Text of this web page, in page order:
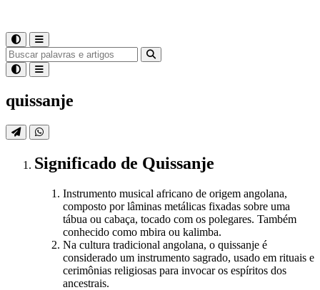
quissanje
Significado de Quissanje
Instrumento musical africano de origem angolana,
composto por lâminas metálicas fixadas sobre uma
tábua ou cabaça, tocado com os polegares. Também
conhecido como mbira ou kalimba.
Na cultura tradicional angolana, o quissanje é
considerado um instrumento sagrado, usado em rituais e
cerimônias religiosas para invocar os espíritos dos
ancestrais.